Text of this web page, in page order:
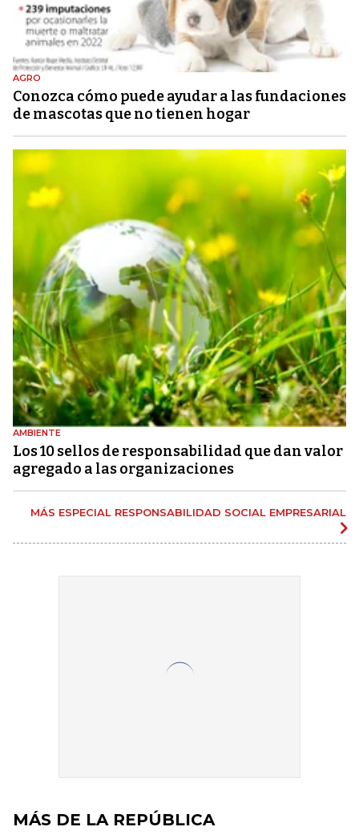
AGRO
Conozca cómo puede ayudar a las fundaciones
de mascotas que no tienen hogar
AMBIENTE
Los 10 sellos de responsabilidad que dan valor
agregado a las organizaciones
MÁS ESPECIAL RESPONSABILIDAD SOCIAL EMPRESARIAL
MÁS DE LA REPÚBLICA